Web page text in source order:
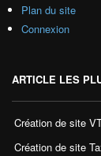
Plan du site
Connexion
ARTICLE LES
Création de site
Création de site